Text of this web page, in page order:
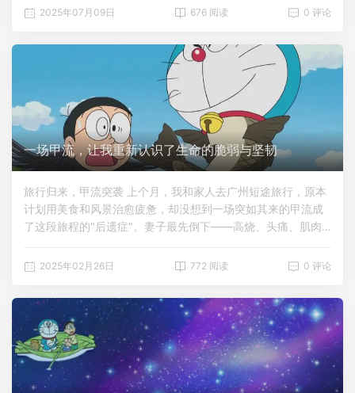
耍，突然有个年轻小伙子从我们身边经过，把我和欣欣都同时
玩。不一会儿，那位年轻小伙子又从我们身边经过，并且又碰
到了我们，这次碰得明显比上一次厉害，我和欣欣都被碰得差
点摔倒，欣欣在快倒下的时候被我马上扶住。突然我就生气
了，并且立即站了起来，对着那位年轻的小伙子大吼，这么大
条路你不能走那边吗？非要在我们这边上走？坐在凳子上的敏
仪也被我的声音吓到了，是前所未有的怒气。小伙子见状没有
吭声，应该也是被我的声音吓到了。突然处传来了对话声，我
们几个人的眼光望向前面那一帮精神小伙，有一位精神小伙还
有些许纹身，但没听清精神小伙在说些什么，坐在摩托上的那
位精神小伙问撞到我的那位小伙子，你跟他们道歉没？小伙子
低头，不好意思地笑着说没有。突然，那帮精神小伙里冲了一
2025年07月09日 676 阅读 0 评论
一场甲流，让我重新认识了生命的脆弱与坚韧
旅行归来，甲流突袭 上个月，我和家人去广州短途旅行，原本
计划用美食和风景治愈疲惫，却没想到一场突如其来的甲流成
了这段旅程的"后遗症"。妻子最先倒下——高烧、头痛、肌肉
开始哭闹着喊"头疼"，紧接着我也被卷入这场病毒的漩涡。比
甲流则像一把锋利的刀，精准地挑动每一根神经。体温计的数
字在39.5°C到40°C间反复横跳，布洛芬的药效像漏水的堤
坝，每次退烧后不出四小时，新一轮寒战又裹挟着滚烫席卷全
身。最深刻的记忆是某个深夜，意识在高温中漂浮，能清晰感
受到神经末梢如被电流反复穿刺，仿佛大脑在发出某种濒临极
限的警报。高烧褪去，并发症的二次围剿 当以为熬过最艰难的
2025年02月26日 772 阅读 0 评论